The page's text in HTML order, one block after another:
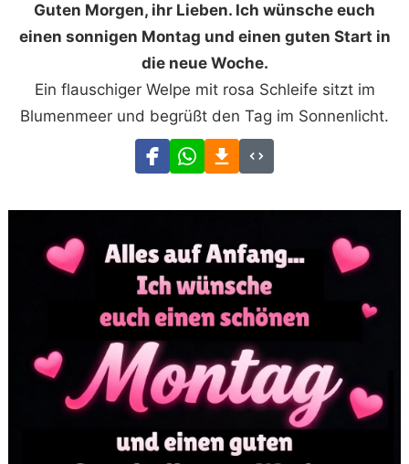
Guten Morgen, ihr Lieben. Ich wünsche euch
einen sonnigen Montag und einen guten Start in
die neue Woche.
Ein flauschiger Welpe mit rosa Schleife sitzt im
Blumenmeer und begrüßt den Tag im Sonnenlicht.